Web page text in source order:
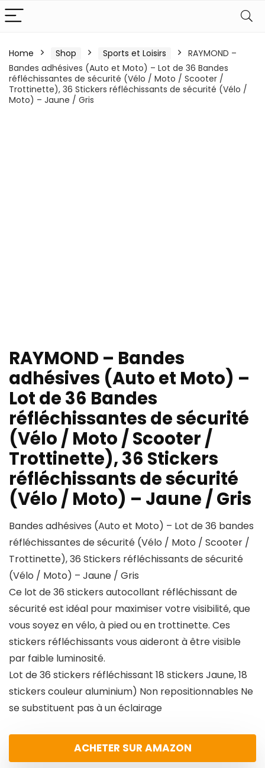
Home Shop Sports et Loisirs
RAYMOND –
Bandes adhésives (Auto et Moto) – Lot de 36 Bandes
réfléchissantes de sécurité (Vélo / Moto / Scooter /
Trottinette), 36 Stickers réfléchissants de sécurité (Vélo /
Moto) – Jaune / Gris
RAYMOND – Bandes
adhésives (Auto et Moto) –
Lot de 36 Bandes
réfléchissantes de sécurité
(Vélo / Moto / Scooter /
Trottinette), 36 Stickers
réfléchissants de sécurité
(Vélo / Moto) – Jaune / Gris
Bandes adhésives (Auto et Moto) – Lot de 36 bandes
réfléchissantes de sécurité (Vélo / Moto / Scooter /
Trottinette), 36 Stickers réfléchissants de sécurité
(Vélo / Moto) – Jaune / Gris
Ce lot de 36 stickers autocollant réfléchissant de
sécurité est idéal pour maximiser votre visibilité, que
vous soyez en vélo, à pied ou en trottinette. Ces
stickers réfléchissants vous aideront à être visible
par faible luminosité.
Lot de 36 stickers réfléchissant 18 stickers Jaune, 18
stickers couleur aluminium) Non repositionnables Ne
se substituent pas à un éclairage
ACHETER SUR AMAZON